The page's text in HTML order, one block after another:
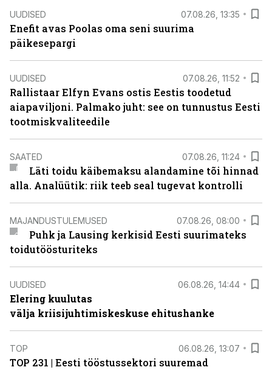
UUDISED 07.08.26, 13:35
Enefit avas Poolas oma seni suurima
päikesepargi
UUDISED 07.08.26, 11:52
Rallistaar Elfyn Evans ostis Eestis toodetud
aiapaviljoni. Palmako juht: see on tunnustus Eesti
tootmiskvaliteedile
SAATED 07.08.26, 11:24
Läti toidu käibemaksu alandamine tõi hinnad
alla. Analüütik: riik teeb seal tugevat kontrolli
MAJANDUSTULEMUSED 07.08.26, 08:00
Puhk ja Lausing kerkisid Eesti suurimateks
toidutöösturiteks
UUDISED 06.08.26, 14:44
Elering kuulutas
välja kriisijuhtimiskeskuse ehitushanke
TOP 06.08.26, 13:07
TOP 231 | Eesti tööstussektori suuremad